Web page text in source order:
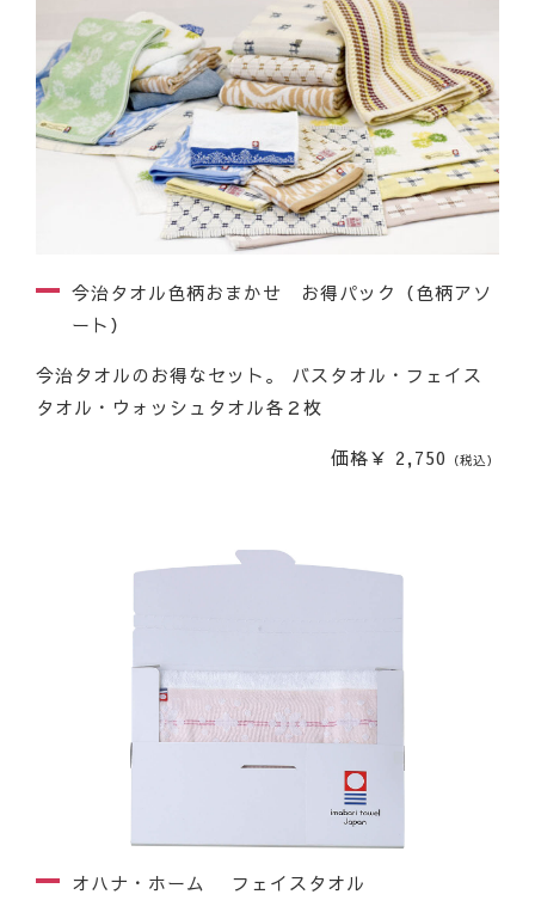
今治タオル色柄おまかせ お得パック（色柄アソ
ート）
今治タオルのお得なセット。 バスタオル・フェイス
タオル・ウォッシュタオル各２枚
価格￥ 2,750 （税込）
オハナ・ホーム フェイスタオル